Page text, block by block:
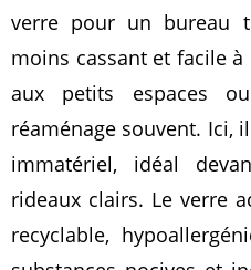
verre pour un bureau
moins cassant et facile
aux petits espaces
réaménage souvent. Ici,
immatériel, idéal
rideaux clairs. Le verre
recyclable,